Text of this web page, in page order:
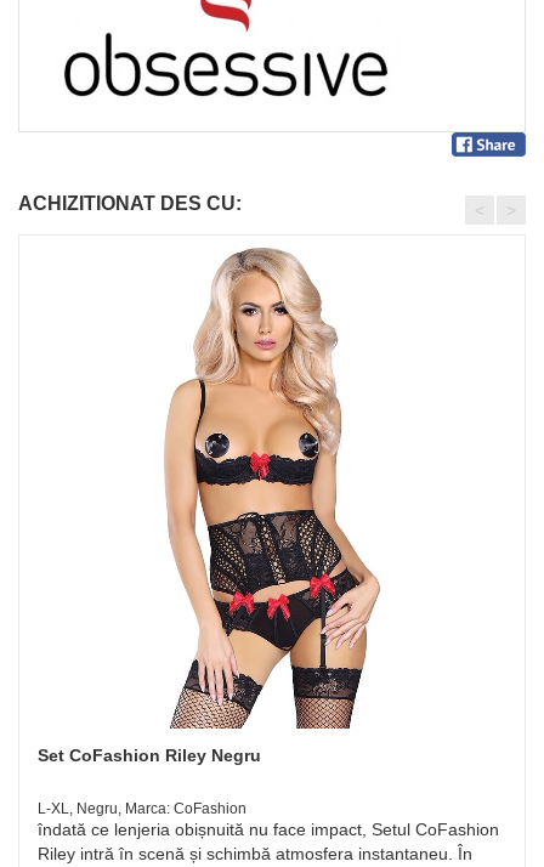
ACHIZITIONAT DES CU:
Set CoFashion Riley Negru
L-XL, Negru, Marca: CoFashion
îndată ce lenjeria obișnuită nu face impact, Setul CoFashion
Riley intră în scenă și schimbă atmosfera instantaneu. În
< >